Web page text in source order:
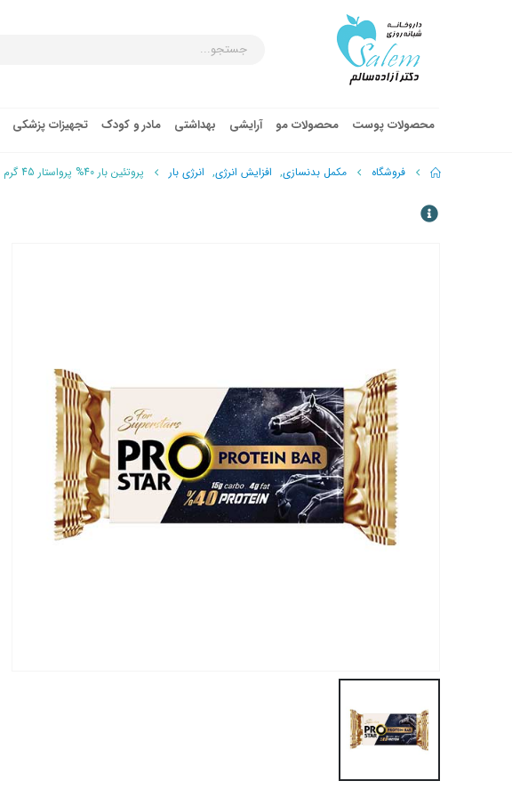
محصولات پوست محصولات مو آرایشی بهداشتی مادر و کودک تجهیزات پزشکی
فروشگاه مکمل بدنسازی, افزایش انرژی, انرژی بار پروتئین بار 40% پرواستار 45 گرم